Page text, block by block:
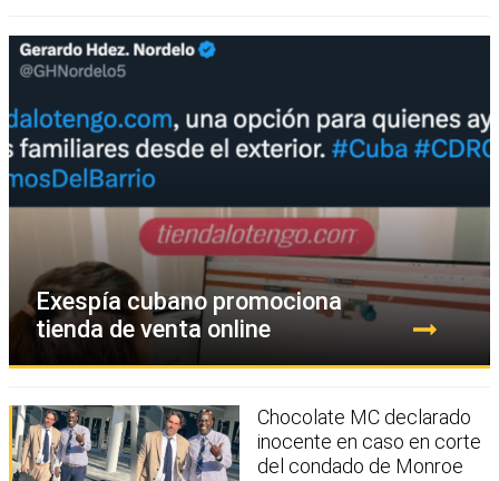
Exespía cubano promociona
tienda de venta online
Chocolate MC declarado
inocente en caso en corte
del condado de Monroe